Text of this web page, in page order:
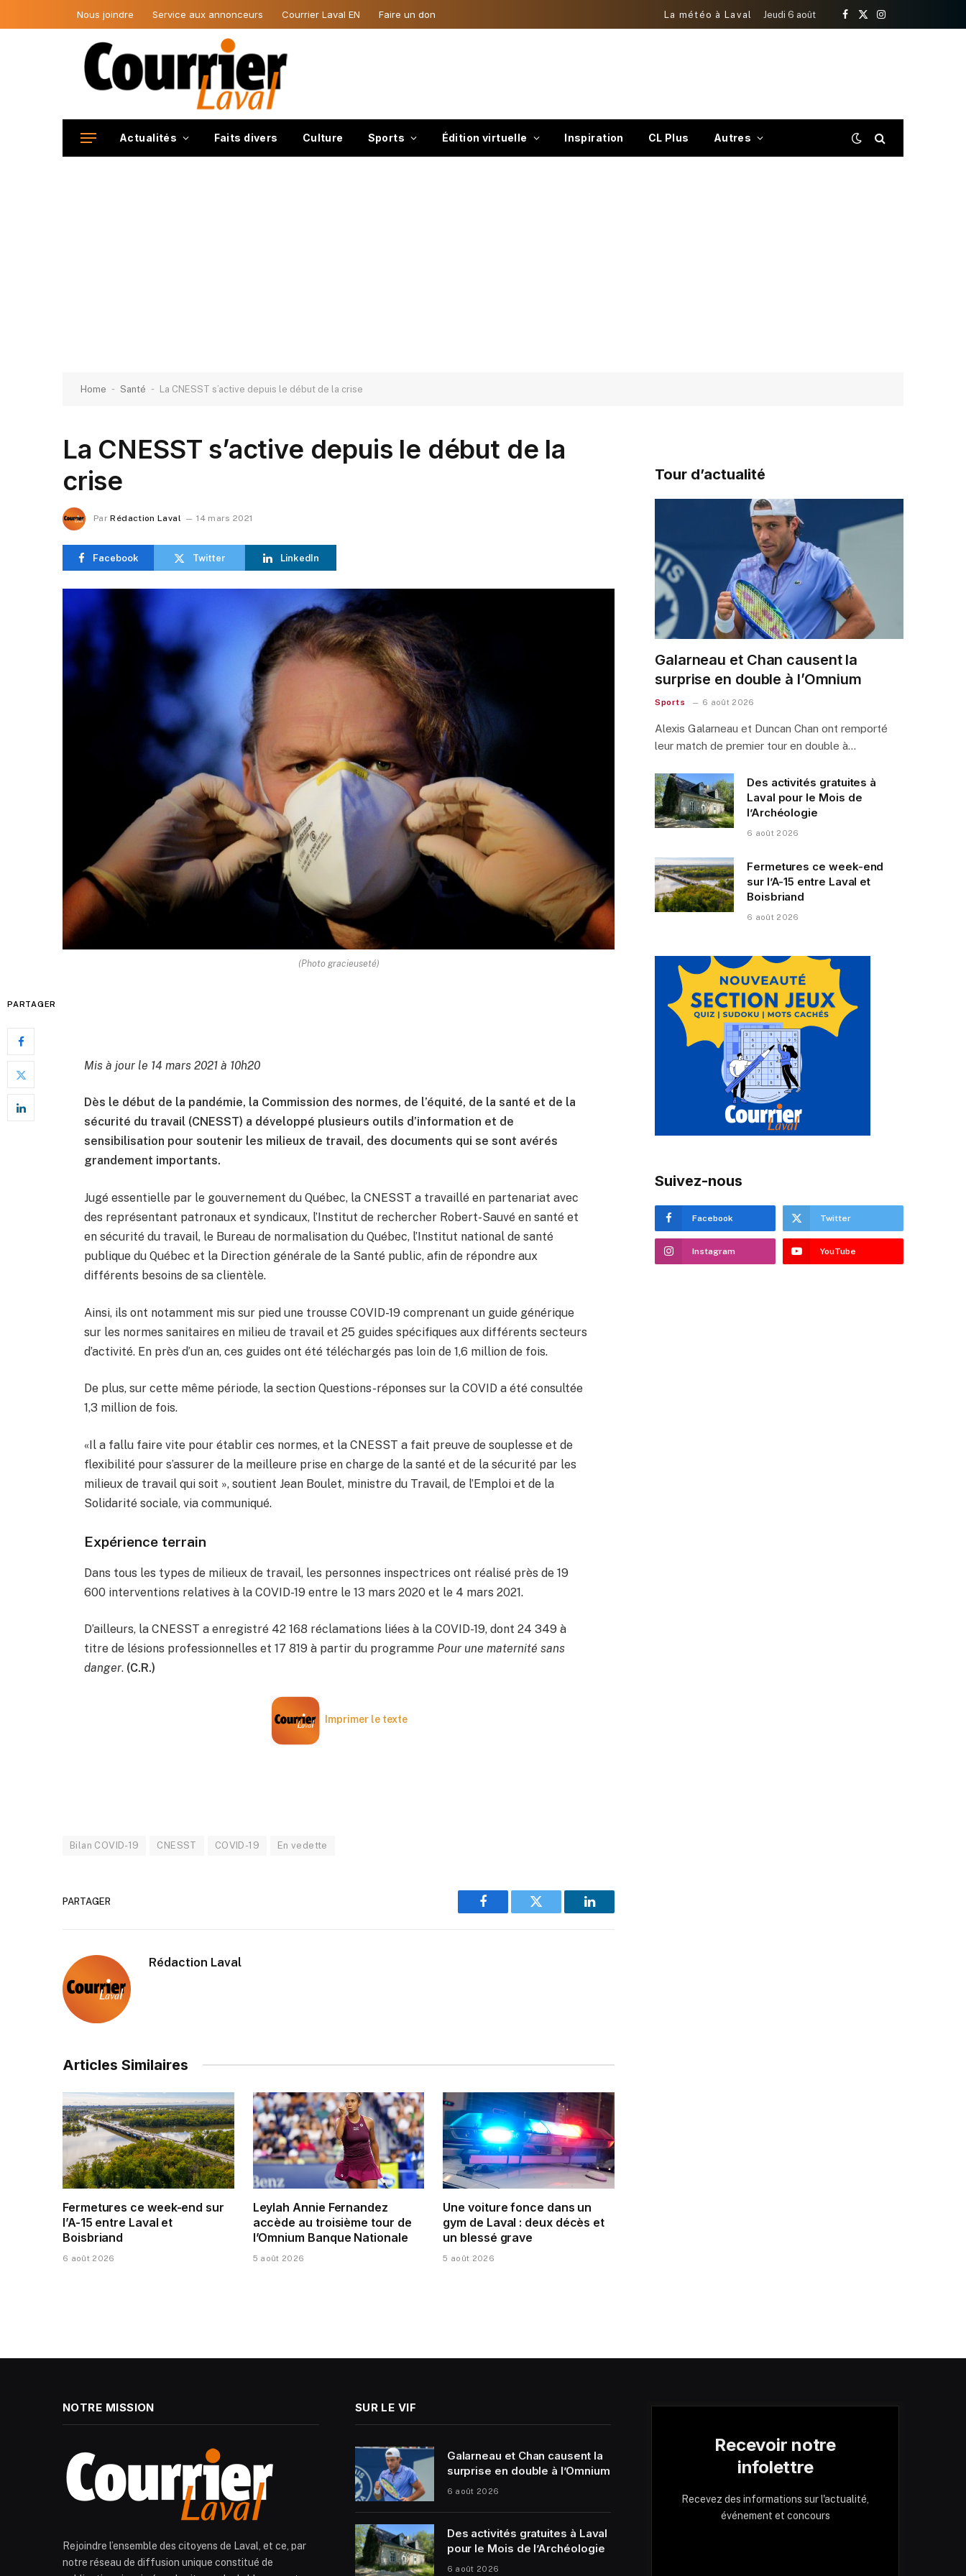
Nous joindre Service aux annonceurs Courrier Laval EN Faire un don La météo à Laval Jeudi 6 août
Facebook
X
Instagram
Actualités Faits divers Culture Sports Édition virtuelle Inspiration CL Plus Autres
Home - Santé - La CNESST s’active depuis le début de la crise
La CNESST s’active depuis le début de la
crise
Par Rédaction Laval 14 mars 2021
Facebook Twitter LinkedIn
(Photo gracieuseté)
PARTAGER
Mis à jour le 14 mars 2021 à 10h20
Dès le début de la pandémie, la Commission des normes, de l’équité, de la santé et de la
sécurité du travail (CNESST) a développé plusieurs outils d’information et de
sensibilisation pour soutenir les milieux de travail, des documents qui se sont avérés
grandement importants.
Jugé essentielle par le gouvernement du Québec, la CNESST a travaillé en partenariat avec
des représentant patronaux et syndicaux, l’Institut de rechercher Robert-Sauvé en santé et
en sécurité du travail, le Bureau de normalisation du Québec, l’Institut national de santé
publique du Québec et la Direction générale de la Santé public, afin de répondre aux
différents besoins de sa clientèle.
Ainsi, ils ont notamment mis sur pied une trousse COVID-19 comprenant un guide générique
sur les normes sanitaires en milieu de travail et 25 guides spécifiques aux différents secteurs
d’activité. En près d’un an, ces guides ont été téléchargés pas loin de 1,6 million de fois.
De plus, sur cette même période, la section Questions-réponses sur la COVID a été consultée
1,3 million de fois.
«Il a fallu faire vite pour établir ces normes, et la CNESST a fait preuve de souplesse et de
flexibilité pour s’assurer de la meilleure prise en charge de la santé et de la sécurité par les
milieux de travail qui soit », soutient Jean Boulet, ministre du Travail, de l’Emploi et de la
Solidarité sociale, via communiqué.
Expérience terrain
Dans tous les types de milieux de travail, les personnes inspectrices ont réalisé près de 19
600 interventions relatives à la COVID-19 entre le 13 mars 2020 et le 4 mars 2021.
D’ailleurs, la CNESST a enregistré 42 168 réclamations liées à la COVID-19, dont 24 349 à
titre de lésions professionnelles et 17 819 à partir du programme Pour une maternité sans
danger. (C.R.)
Imprimer le texte
Bilan COVID-19 CNESST COVID-19 En vedette
PARTAGER
Facebook Twitter LinkedIn
Rédaction Laval
Articles Similaires
Fermetures ce week-end sur
l’A-15 entre Laval et
Boisbriand
6 août 2026
Leylah Annie Fernandez
accède au troisième tour de
l’Omnium Banque Nationale
5 août 2026
Une voiture fonce dans un
gym de Laval : deux décès et
un blessé grave
5 août 2026
Tour d’actualité
Galarneau et Chan causent la
surprise en double à l’Omnium
Sports 6 août 2026
Alexis Galarneau et Duncan Chan ont remporté
leur match de premier tour en double à…
Des activités gratuites à
Laval pour le Mois de
l’Archéologie
6 août 2026
Fermetures ce week-end
sur l’A-15 entre Laval et
Boisbriand
6 août 2026
Suivez-nous
Facebook Twitter
Instagram YouTube
NOTRE MISSION
Rejoindre l’ensemble des citoyens de Laval, et ce, par
notre réseau de diffusion unique constitué de
SUR LE VIF
Galarneau et Chan causent la
surprise en double à l’Omnium
6 août 2026
Des activités gratuites à Laval
pour le Mois de l’Archéologie
6 août 2026
Recevoir notre
infolettre
Recevez des informations sur l'actualité,
événement et concours